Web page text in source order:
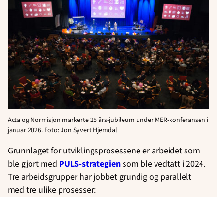
Acta og Normisjon markerte 25 års-jubileum under MER-konferansen i
januar 2026. Foto: Jon Syvert Hjemdal
Grunnlaget for utviklingsprosessene er arbeidet som
ble gjort med PULS-strategiensom ble vedtatt i 2024.
Tre arbeidsgrupper har jobbet grundig og parallelt
med tre ulike prosesser: